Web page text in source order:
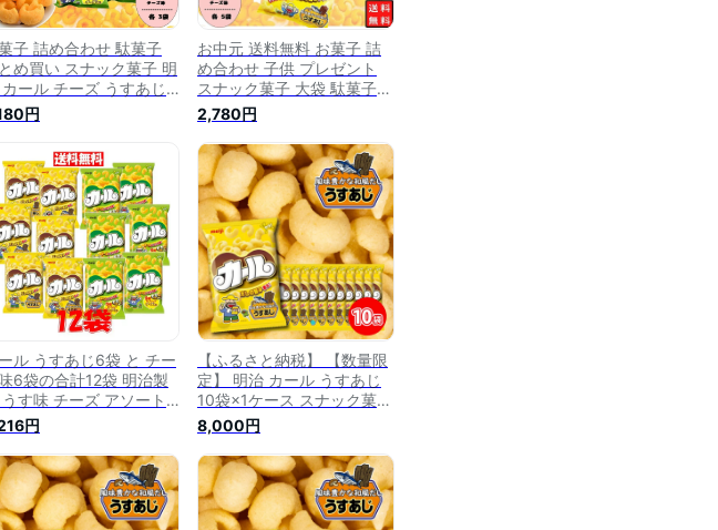
子 詰め合わせ 駄菓子
め買い スナック菓子 明
ール チーズ うすあじ
子 明治製菓 各3袋 合計
子供 大人 駄菓子 おや
まとめ買い 西日本限定
域限定 懐かしい カールお
さん あす楽 リピ ギフト
土産 送料無
円
お中元 送料無料 お菓子 詰
め合わせ 子供 プレゼント
スナック菓子 大袋 駄菓子
セット まとめ買い 地域限定
明治 カール チーズ うすあ
じ 各5袋 合計10袋 おやつ
明治製菓 西日本限定 ポテト
チップス 懐かしい カールお
じさん あす楽 リピ ギフト
2,780円
ル うすあじ6袋 と チー
6袋の合計12袋 明治製
す味 チーズ アソート 2
セット meiji 明治 スナ
菓子 お菓子 おやつ 西
限定 販売地域限定 帰省
土産 ノンフライ 人気 プ
ント ケース売り 送料無
☆9【6310】
円
【ふるさと納税】 【数量限
定】 明治 カール うすあじ
10袋×1ケース スナック菓子
セット 送料無料 西日本 限
定 まとめ買い お菓子 おつ
まみ meiji
8,000円